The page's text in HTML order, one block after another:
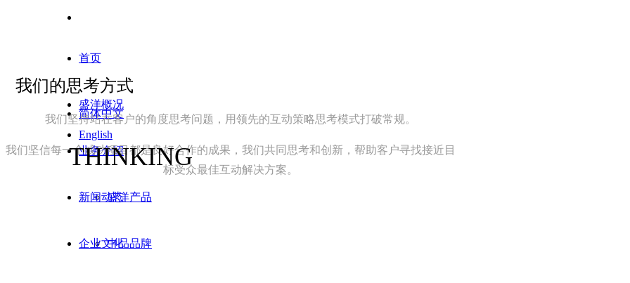
首页
盛洋概况
业务介绍
盛洋产品
中品品牌
新闻动态
企业文化
简体中文
English
我们的思考方式
我们坚持站在客户的角度思考问题，用领先的互动策略思考模式打破常规。
我们坚信每一个成功项目都是良好合作的成果，我们共同思考和创新，帮助客户寻找接近目
标受众最佳互动解决方案。
THINKING